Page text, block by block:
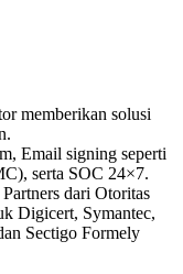
memberikan solusi
Email signing seperti
serta SOC 24×7.
dari Otoritas
Digicert, Symantec,
Sectigo Formely